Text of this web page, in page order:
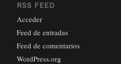
RSS FEED
Acceder
Feed de entradas
Feed de comentarios
WordPress.org